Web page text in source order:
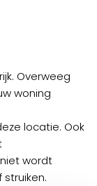
Overweeg
woning
locatie. Ook
wordt